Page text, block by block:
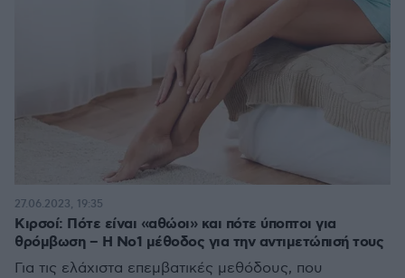
Κιρσοί: Πότε είναι «αθώοι» και πότε ύποπτοι για
θρόμβωση – Η Νο1 μέθοδος για την αντιμετώπισή τους
Για τις ελάχιστα επεμβατικές μεθόδους, που
27.06.2023, 19:35